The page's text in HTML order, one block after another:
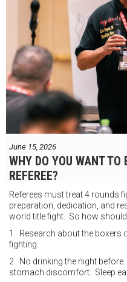
June 15, 2026
WHY DO YOU WANT TO
REFEREE?
Referees must treat 4 rounds
preparation, dedication, and
world title fight. So how
1. Research about the boxers
fighting.
2. No drinking the night
stomach discomfort. Sleep